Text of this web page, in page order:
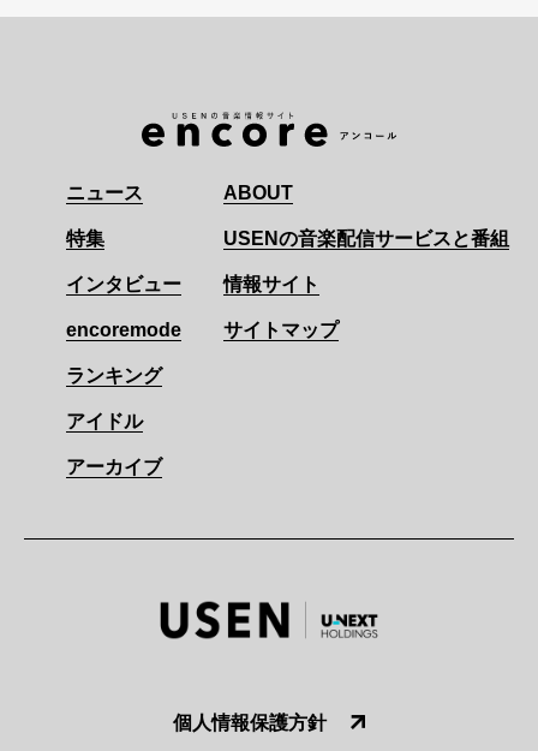
ニュース
特集
インタビュー
encoremode
ランキング
アイドル
アーカイブ
ABOUT
USENの音楽配信サービスと番組
情報サイト
サイトマップ
個人情報保護方針